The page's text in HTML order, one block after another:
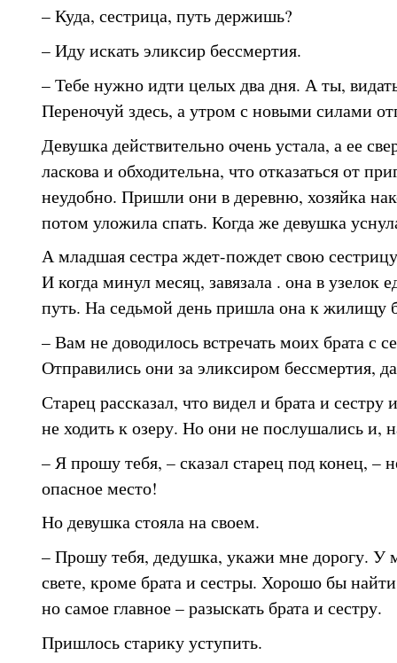
– Куда, сестрица, путь держишь?
– Иду искать эликсир бессмертия.
– Тебе нужно идти целых два дня. А ты,
Переночуй здесь, а утром с новыми силами
Девушка действительно очень устала, а ее
ласкова и обходительна, что отказаться от
неудобно. Пришли они в деревню, хозяйка
потом уложила спать. Когда же девушка
А младшая сестра ждет-пождет свою
И когда минул месяц, завязала . она в узелок
путь. На седьмой день пришла она к жилищу
– Вам не доводилось встречать моих брата с
Отправились они за эликсиром бессмертия,
Старец рассказал, что видел и брата и сестру
не ходить к озеру. Но они не послушались и,
– Я прошу тебя, – сказал старец под конец, –
опасное место!
Но девушка стояла на своем.
– Прошу тебя, дедушка, укажи мне дорогу. У
свете, кроме брата и сестры. Хорошо бы
но самое главное – разыскать брата и сестру.
Пришлось старику уступить.